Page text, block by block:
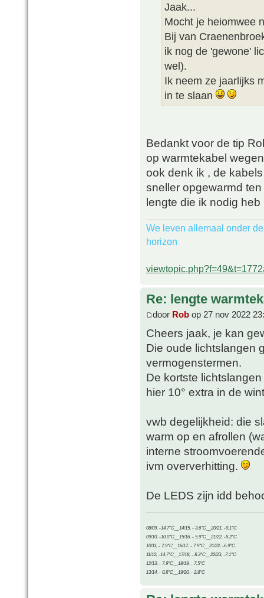
Jaak...
Mocht je heiomwee
Bij van
ik nog de 'gewone'
wel).
Ik neem ze jaarlijks
in te slaan
Bedankt voor de tip
op warmtekabel
ook denk ik , de
sneller opgewarmd
lengte die ik nodig
We leven allemaal onder
horizon
Re: lengte
door Rob op 27 nov 2022
Cheers jaak, je kan
Die oude lichtslangen
vermogenstermen.
De kortste
hier 10° extra in de
vwb degelijkheid: die
warm op en afrollen
interne
ivm oververhitting.
De LEDS zijn idd
08/09, -14.7°C__14/15, - 3.6°C__20/21, -9.1°C
09/10, -10.0°C__15/16, - 5.9°C__21/22, -5.2°C
10/11, - 7.9°C__16/17, - 7.9°C__21/22, -6.9°C
11/12, -14.7°C__17/18, - 8.3°C__22/23, -7.1°C
12/13, - 7.9°C__18/19, - 7.5°C
13/14, - 0.8°C__19/20, - 2.8°C